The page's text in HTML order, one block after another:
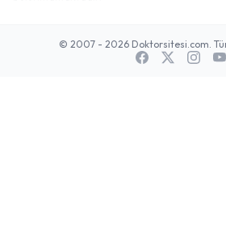
© 2007 - 2026 Doktorsitesi.com. Tüm